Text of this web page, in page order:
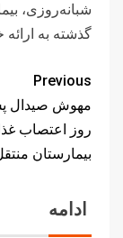
شبانه‌روزی،
گذشته به
Previous
مهوش صیدال
روز اعتصاب
بیمارستان
ادامه